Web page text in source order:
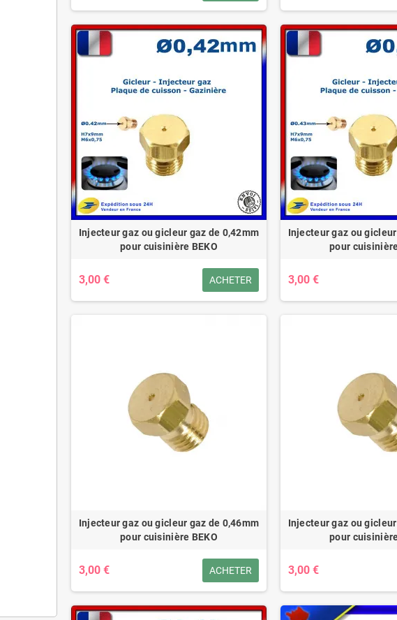
Injecteur gaz ou gicleur gaz de 0,42mm
pour cuisinière BEKO
3,00 € ACHETER
Injecteur gaz ou
pour
3,00 €
Injecteur gaz ou gicleur gaz de 0,46mm
pour cuisinière BEKO
3,00 € ACHETER
Injecteur gaz ou
pour
3,00 €